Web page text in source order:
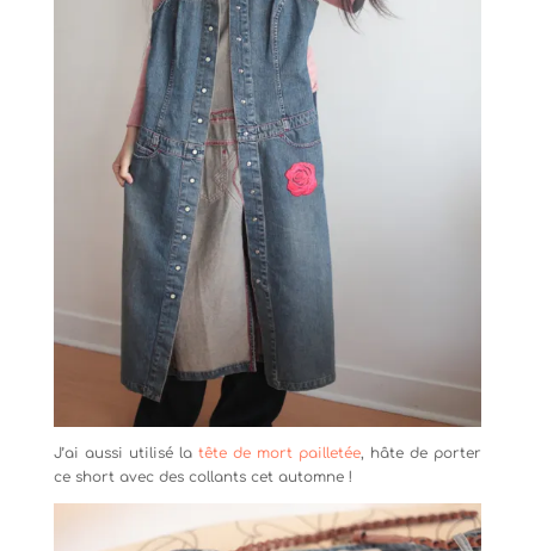
J’ai aussi utilisé la tête de mort pailletée, hâte de porter
ce short avec des collants cet automne !